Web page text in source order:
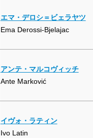
エマ・デロシ＝ビェラヤツ
Ema Derossi-Bjelajac
アンテ・マルコヴィッチ
Ante Marković
イヴォ・ラティン
Ivo Latin